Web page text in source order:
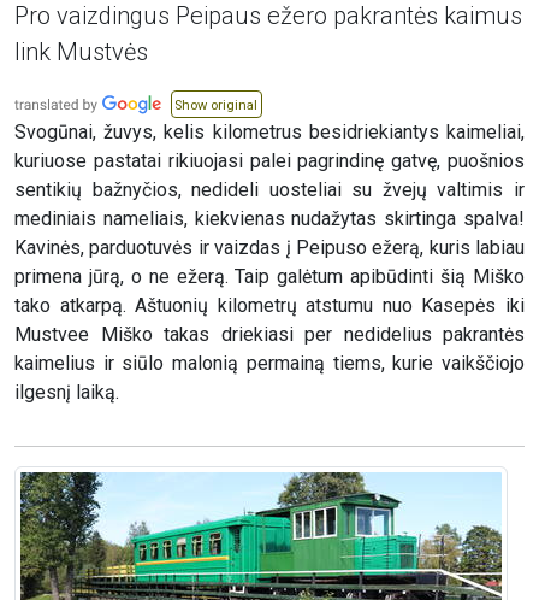
Pro vaizdingus Peipaus ežero pakrantės kaimus
link Mustvės
Show original
Svogūnai, žuvys, kelis kilometrus besidriekiantys kaimeliai,
kuriuose pastatai rikiuojasi palei pagrindinę gatvę, puošnios
sentikių bažnyčios, nedideli uosteliai su žvejų valtimis ir
mediniais nameliais, kiekvienas nudažytas skirtinga spalva!
Kavinės, parduotuvės ir vaizdas į Peipuso ežerą, kuris labiau
primena jūrą, o ne ežerą. Taip galėtum apibūdinti šią Miško
tako atkarpą. Aštuonių kilometrų atstumu nuo Kasepės iki
Mustvee Miško takas driekiasi per nedidelius pakrantės
kaimelius ir siūlo malonią permainą tiems, kurie vaikščiojo
ilgesnį laiką.